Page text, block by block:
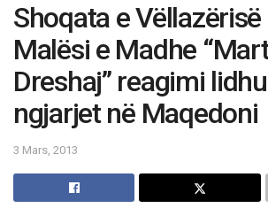
Shoqata e
Malësi e Madhe
Dreshaj” reagimi
ngjarjet në Maqedoni
3 Mars, 2013